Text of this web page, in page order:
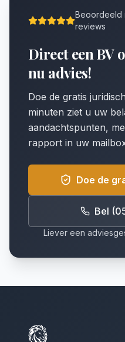
Beoordeeld
reviews
Direct een BV
nu advies!
Doe de gratis
minuten ziet u uw
aandachtspunten,
rapport in uw
Doe de
Bel
Liever een